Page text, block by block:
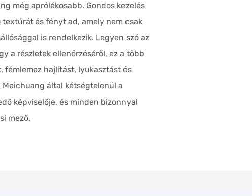
még aprólékosabb. Gondos kezelés
és fényt ad, amely nem csak
is rendelkezik. Legyen szó az
a részletek ellenőrzéséről, ez a több
hajlítást, lyukasztást és
által kétségtelenül a
képviselője, és minden bizonnyal
mező.